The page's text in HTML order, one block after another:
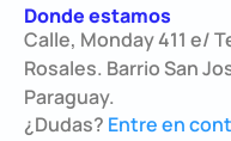
Donde estamos
Calle, Monday 411 e/
Rosales. Barrio San
Paraguay.
¿Dudas? Entre en